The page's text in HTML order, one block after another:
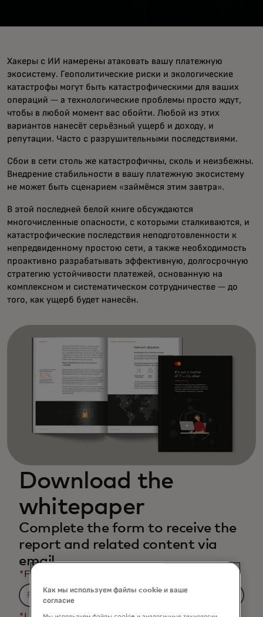
Хакеры с ИИ намерены атаковать вашу платежную
экосистему. Геополитические риски и экологические
катастрофы могут быть катастрофическими для ваших
операций — а технологические проблемы просто ждут,
чтобы в любой момент вас обойти. Любой из этих
вариантов нанесёт серьёзный ущерб и доходу, и
репутации. Часто с разрушительными последствиями.
Сбои в сети столь же катастрофичны, сколь и неизбежны.
Внедрение стабильности в вашу платежную экосистему
не может быть сценарием «займёмся этим завтра».
В этой последней белой книге обсуждаются
многочисленные опасности, с которыми сталкиваются, и
катастрофические последствия неподготовленности к
непредвиденному простою сети, а также необходимость
проактивно разрабатывать эффективную, долгосрочную
стратегию устойчивости платежей, основанную на
комплексном и систематическом сотрудничестве — до
того, как ущерб будет нанесён.
Download the
whitepaper
Complete the form to receive the
report and related content via
email.
*First Name
Как мы используем файлы cookie и ваше
согласие